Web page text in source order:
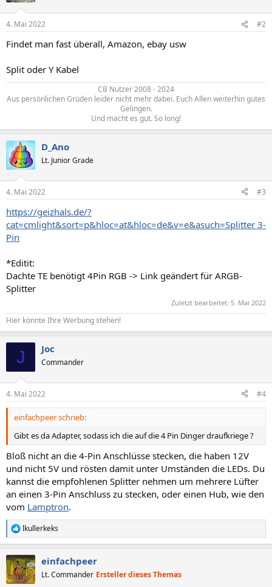
4. Mai 2022 #2
Findet man fast überall, Amazon, ebay usw
Split oder Y Kabel
CB Nutzer 2008 - 2024
Aus persönlichen Grüden leider nicht mehr dabei. Euch Allen weiterhin gutes
Gelingen.
Und macht es gut. So long!​
D_Ano
Lt. Junior Grade
4. Mai 2022 #3
https://geizhals.de/?
cat=cmlight&sort=p&hloc=at&hloc=de&v=e&asuch=Splitter 3-
Pin
*Editit:
Dachte TE benötigt 4Pin RGB -> Link geändert für ARGB-
Splitter
Zuletzt bearbeitet: 5. Mai 2022
Hier könnte Ihre Werbung stehen!
J Joc
Commander
4. Mai 2022 #4
einfachpeer schrieb:
Gibt es da Adapter, sodass ich die auf die 4 Pin Dinger draufkriege ?
Bloß nicht an die 4-Pin Anschlüsse stecken, die haben 12V
und nicht 5V und rösten damit unter Umständen die LEDs. Du
kannst die empfohlenen Splitter nehmen um mehrere Lüfter
an einen 3-Pin Anschluss zu stecken, oder einen Hub, wie den
vom Lamptron.
R
e
k
t
i
lkullerkeks
einfachpeer
Lt. Commander Ersteller dieses Themas